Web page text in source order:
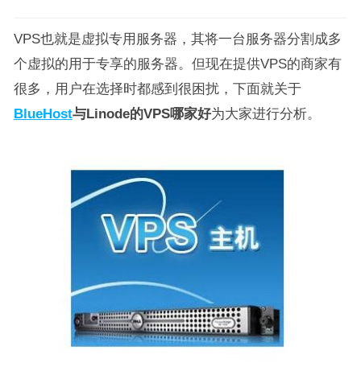
VPS也就是虚拟专用服务器，其将一台服务器分割成多
个虚拟的用于专享的服务器。但现在提供VPS的商家有
很多，用户在选择时都感到很困扰，下面就关于
BlueHost与Linode的VPS哪家好为大家进行分析。